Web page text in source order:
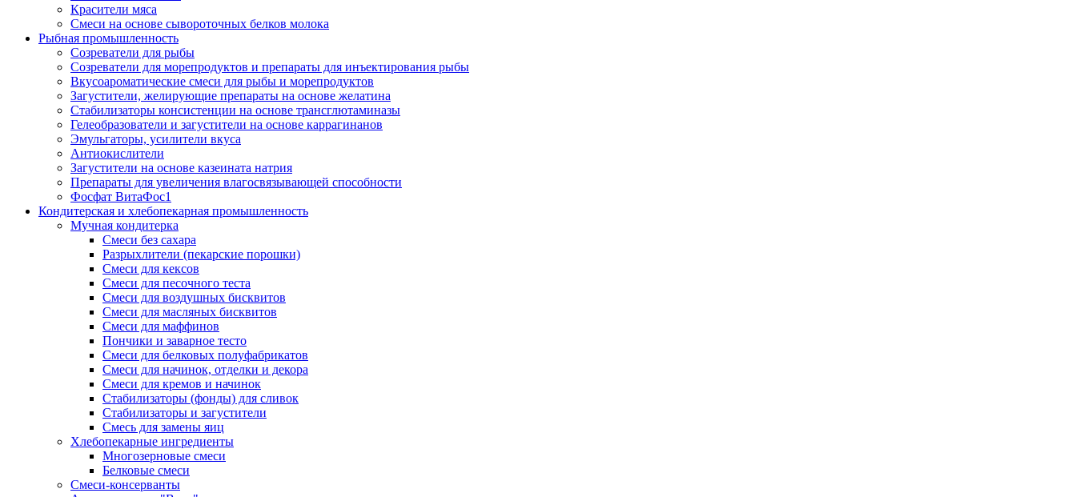
Красители мяса
Смеси на основе сывороточных белков молока
Рыбная промышленность
Созреватели для рыбы
Созреватели для морепродуктов и препараты для инъектирования рыбы
Вкусоароматические смеси для рыбы и морепродуктов
Загустители, желирующие препараты на основе желатина
Стабилизаторы консистенции на основе трансглютаминазы
Гелеобразователи и загустители на основе каррагинанов
Эмульгаторы, усилители вкуса
Антиокислители
Загустители на основе казеината натрия
Препараты для увеличения влагосвязывающей способности
Фосфат ВитаФос1
Кондитерская и хлебопекарная промышленность
Мучная кондитерка
Смеси без сахара
Разрыхлители (пекарские порошки)
Смеси для кексов
Смеси для песочного теста
Смеси для воздушных бисквитов
Смеси для масляных бисквитов
Смеси для маффинов
Пончики и заварное тесто
Cмеси для белковых полуфабрикатов
Смеси для начинок, отделки и декора
Смеси для кремов и начинок
Стабилизаторы (фонды) для сливок
Стабилизаторы и загустители
Смесь для замены яиц
Хлебопекарные ингредиенты
Многозерновые смеси
Белковые смеси
Смеси-консерванты